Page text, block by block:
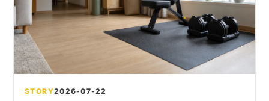
STORY2026-07-22